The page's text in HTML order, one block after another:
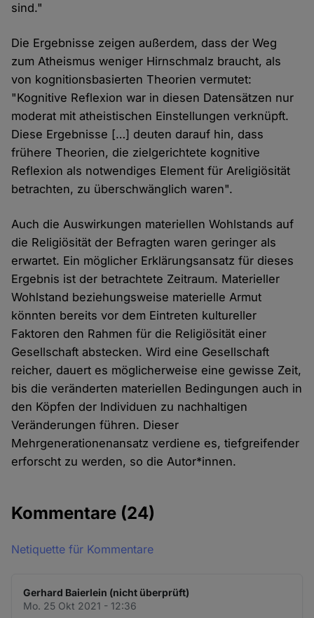
sind."
Die Ergebnisse zeigen außerdem, dass der Weg
zum Atheismus weniger Hirnschmalz braucht, als
von kognitionsbasierten Theorien vermutet:
"Kognitive Reflexion war in diesen Datensätzen nur
moderat mit atheistischen Einstellungen verknüpft.
Diese Ergebnisse […] deuten darauf hin, dass
frühere Theorien, die zielgerichtete kognitive
Reflexion als notwendiges Element für Areligiösität
betrachten, zu überschwänglich waren".
Auch die Auswirkungen materiellen Wohlstands auf
die Religiösität der Befragten waren geringer als
erwartet. Ein möglicher Erklärungsansatz für dieses
Ergebnis ist der betrachtete Zeitraum. Materieller
Wohlstand beziehungsweise materielle Armut
könnten bereits vor dem Eintreten kultureller
Faktoren den Rahmen für die Religiösität einer
Gesellschaft abstecken. Wird eine Gesellschaft
reicher, dauert es möglicherweise eine gewisse Zeit,
bis die veränderten materiellen Bedingungen auch in
den Köpfen der Individuen zu nachhaltigen
Veränderungen führen. Dieser
Mehrgenerationenansatz verdiene es, tiefgreifender
erforscht zu werden, so die Autor*innen.
Kommentare (24)
Netiquette für Kommentare
Gerhard Baierlein (nicht überprüft)
Mo. 25 Okt 2021 - 12:36